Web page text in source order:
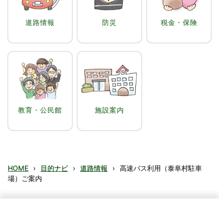
道路情報 防災 税金・保険
教育・公民館 施設案内
HOME › 目的ナビ › 道路情報 ›
高速バス利用（泰阜村駐車
場）ご案内